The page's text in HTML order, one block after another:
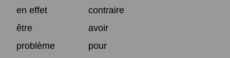
en effet
contraire
être
avoir
problème
pour